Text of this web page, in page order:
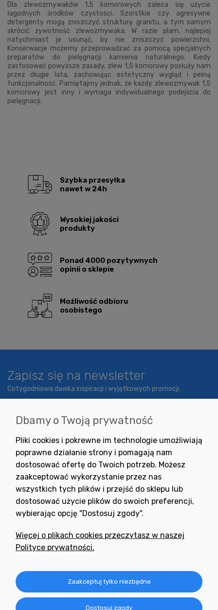
Dla zlewozmywaków 1,5 komorowych zaleca się użycie
łagodnych środków czystości. Szorstkie czy agresywne
detergenty mogą zniszczyć strukturę granitu, a tym samym
skrócić żywotność zlewozmywaka. W razie plam, najlepiej
natychmiast je usunąć, by nie zniszczyć powierzchni.
Konserwacje możemy przeprowadzać za pomocą specjalnych
preparatów do pielęgnacji kamienia naturalnego. Kiedy
zastosować powyższe zasady, zlew 1,5 komorowy posłuży nam
przez długie lata, zachowując estetyczny wygląd i pełną
funkcjonalność. Pamiętajmy jednak, że każdy zlewozmywak 1,5
komorowy jest inny i wymaga indywidualnego podejścia do
pielęgnacji.
Szybka przesyłka
nawet w 24h
Wysokiej jakości
produkty
Ponad 4000 pozytywnych
opinii o sklepie
Możliwość odbioru
osobistego
Zapisz się na newsletter
Cotygodniowa dawka inspiracji i wyjątkowych promocji.
Wyrażam zgodę na otrzymywanie newslettera z inspiracjami,
nowościami i promocjami.
Potrzebujesz pomocy
+48 791 806 804
Informacje
Obsługa zamówień
Dbamy o Twoją prywatność
Pliki cookies i pokrewne im technologie umożliwiają
poprawne działanie strony i pomagają nam
dostosować ofertę do Twoich potrzeb. Możesz
zaakceptować wykorzystanie przez nas
wszystkich tych plików i przejść do sklepu lub
dostosować użycie plików do swoich preferencji,
wybierając opcję "Dostosuj zgody".
Więcej o plikach cookies przeczytasz w naszej
Polityce prywatności.
Zaakceptuj tylko niezbędne
Dostosuj zgody